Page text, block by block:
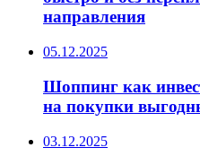
направления
05.12.2025
Шоппинг как
на покупки
03.12.2025